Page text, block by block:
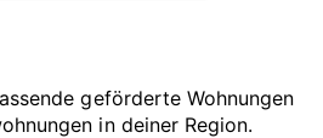
geförderte Wohnungen
in deiner Region.